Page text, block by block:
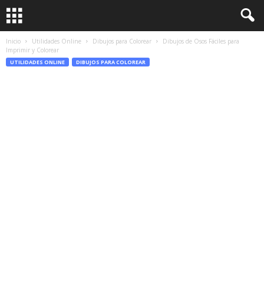
Inicio Utilidades Online Dibujos para Colorear
Dibujos de Osos Fáciles para
Imprimir y Colorear
UTILIDADES ONLINE DIBUJOS PARA COLOREAR